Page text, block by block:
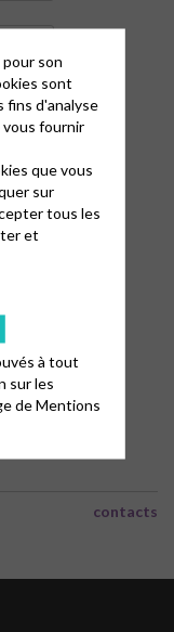
contacts
son
sont
fins d'analyse
fournir
que vous
sur
tous les
et
à tout
sur les
deMentions